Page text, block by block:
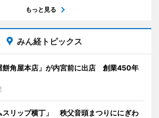
もっと見る
みん経トピックス
餅角屋本店」が内宮前に出店 創業450年
スリップ横丁」 秩父音頭まつりににぎわ